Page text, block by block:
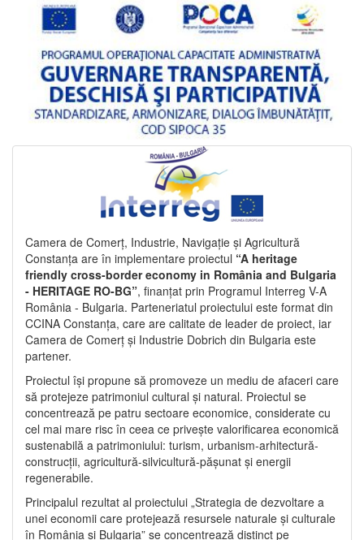
Camera de Comerț, Industrie, Navigație și Agricultură
Constanța are în implementare proiectul “A heritage
friendly cross-border economy in România and Bulgaria
- HERITAGE RO-BG”, finanțat prin Programul Interreg V-A
România - Bulgaria. Parteneriatul proiectului este format din
CCINA Constanța, care are calitate de leader de proiect, iar
Camera de Comerț și Industrie Dobrich din Bulgaria este
partener.
Proiectul își propune să promoveze un mediu de afaceri care
să protejeze patrimoniul cultural și natural. Proiectul se
concentrează pe patru sectoare economice, considerate cu
cel mai mare risc în ceea ce privește valorificarea economică
sustenabilă a patrimoniului: turism, urbanism-arhitectură-
construcții, agricultură-silvicultură-pășunat și energii
regenerabile.
Principalul rezultat al proiectului „Strategia de dezvoltare a
unei economii care protejează resursele naturale și culturale
în România și Bulgaria” se concentrează distinct pe